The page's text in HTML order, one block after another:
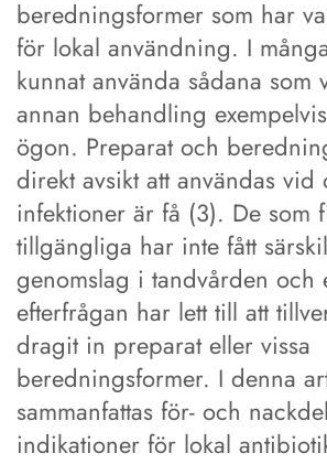
beredningsformer som har
för lokal användning. I
kunnat använda sådana som
annan behandling
ögon. Preparat och
direkt avsikt att användas vid
infektioner är få (3). De som
tillgängliga har inte fått
genomslag i tandvården och
efterfrågan har lett till att
dragit in preparat eller vissa
beredningsformer. I denna
sammanfattas för- och
indikationer för lokal